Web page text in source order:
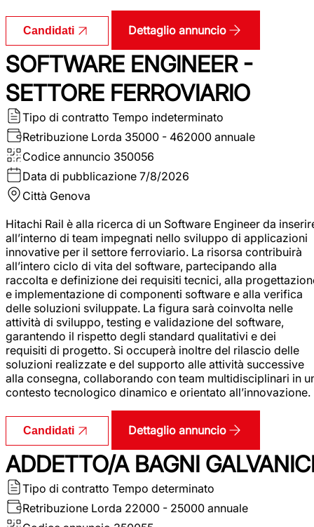
Candidati Dettaglio annuncio
SOFTWARE ENGINEER -
SETTORE FERROVIARIO
Tipo di contratto Tempo indeterminato
Retribuzione Lorda 35000 - 462000 annuale
Codice annuncio 350056
Data di pubblicazione 7/8/2026
Città Genova
Hitachi Rail è alla ricerca di un Software Engineer da
all’interno di team impegnati nello sviluppo di applicazioni
innovative per il settore ferroviario. La risorsa contribuirà
all’intero ciclo di vita del software, partecipando alla
raccolta e definizione dei requisiti tecnici, alla
e implementazione di componenti software e alla verifica
delle soluzioni sviluppate. La figura sarà coinvolta nelle
attività di sviluppo, testing e validazione del software,
garantendo il rispetto degli standard qualitativi e dei
requisiti di progetto. Si occuperà inoltre del rilascio delle
soluzioni realizzate e del supporto alle attività successive
alla consegna, collaborando con team multidisciplinari in
contesto tecnologico dinamico e orientato all’innovazione.
Candidati Dettaglio annuncio
ADDETTO/A BAGNI
Tipo di contratto Tempo determinato
Retribuzione Lorda 22000 - 25000 annuale